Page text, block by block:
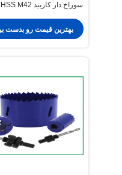
بهترین قیمت رو بدست